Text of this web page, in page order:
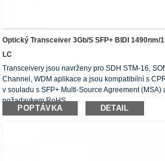
Optický Transceiver 3Gb/s SFP+ BIDI 1490nm/
LC
Transceivery jsou navrženy pro SDH STM-16,
Channel, WDM aplikace a jsou kompatibilní s
v souladu s SFP+ Multi-Source Agreement (MSA)
požadavkem RoHS.
POPTÁVKA DETAIL